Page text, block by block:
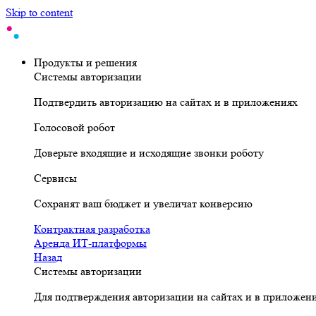
Skip to content
Продукты и решения
Системы авторизации
Подтвердить авторизацию на сайтах и в приложениях
Голосовой робот
Доверьте входящие и исходящие звонки роботу
Сервисы
Сохранят ваш бюджет и увеличат конверсию
Контрактная разработка
Аренда ИТ-платформы
Назад
Системы авторизации
Для подтверждения авторизации на сайтах и в